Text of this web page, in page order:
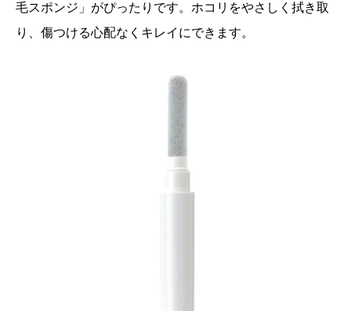
毛スポンジ」がぴったりです。ホコリをやさしく拭き取
り、傷つける心配なくキレイにできます。